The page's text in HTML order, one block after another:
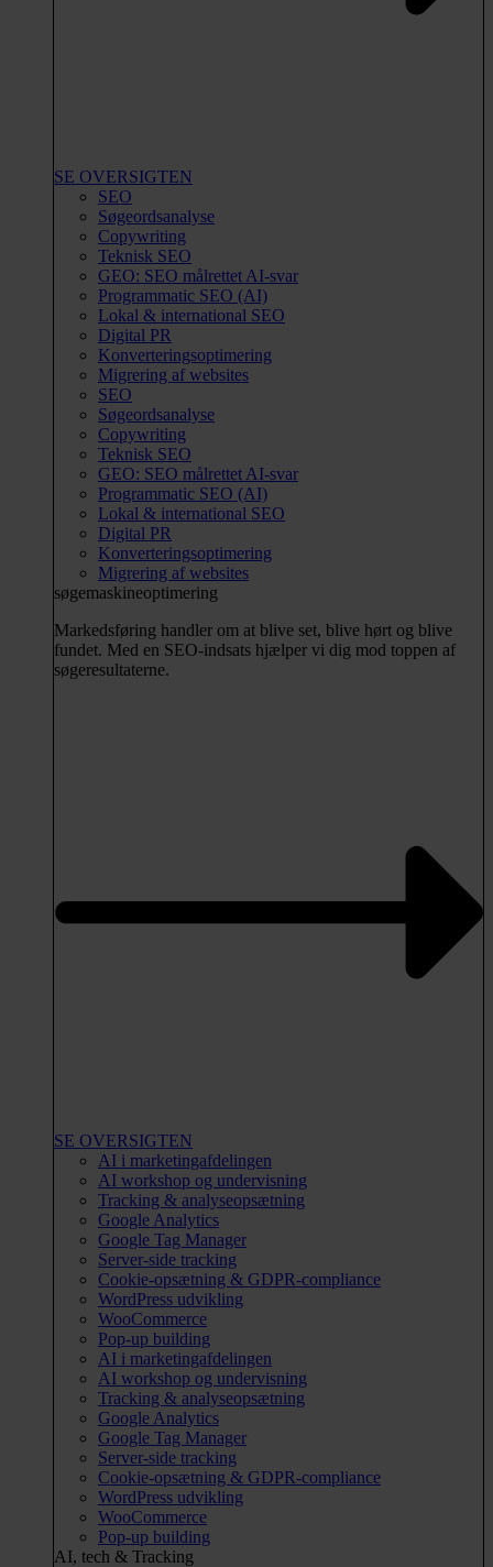
SE OVERSIGTEN
SEO
Søgeordsanalyse
Copywriting
Teknisk SEO
GEO: SEO målrettet AI-svar
Programmatic SEO (AI)
Lokal & international SEO
Digital PR
Konverteringsoptimering
Migrering af websites
SEO
Søgeordsanalyse
Copywriting
Teknisk SEO
GEO: SEO målrettet AI-svar
Programmatic SEO (AI)
Lokal & international SEO
Digital PR
Konverteringsoptimering
Migrering af websites
søgemaskineoptimering
Markedsføring handler om at blive set, blive hørt og blive
fundet. Med en SEO-indsats hjælper vi dig mod toppen af
søgeresultaterne.
SE OVERSIGTEN
AI i marketingafdelingen
AI workshop og undervisning
Tracking & analyseopsætning
Google Analytics
Google Tag Manager
Server-side tracking
Cookie-opsætning & GDPR-compliance
WordPress udvikling
WooCommerce
Pop-up building
AI i marketingafdelingen
AI workshop og undervisning
Tracking & analyseopsætning
Google Analytics
Google Tag Manager
Server-side tracking
Cookie-opsætning & GDPR-compliance
WordPress udvikling
WooCommerce
Pop-up building
AI, tech & Tracking